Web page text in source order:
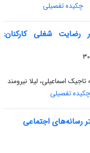
چکیده تفصیلی
رضایت شغلی کارکنان:
اسماعیلی، لیلا نیرومند
چکیده تفصیلی
رسانه‌های اجتماعی